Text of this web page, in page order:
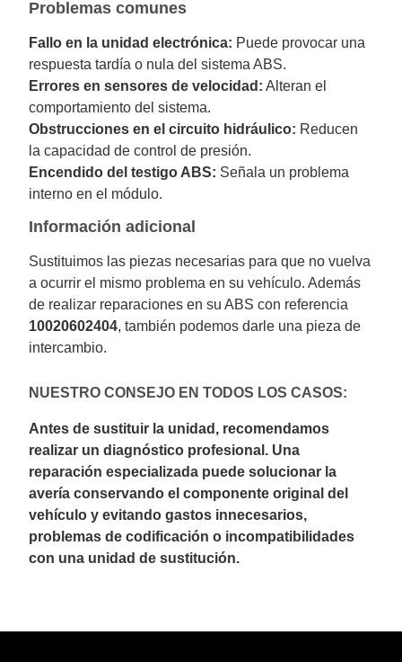
Problemas comunes
Fallo en la unidad electrónica: Puede provocar una
respuesta tardía o nula del sistema ABS.
Errores en sensores de velocidad: Alteran el
comportamiento del sistema.
Obstrucciones en el circuito hidráulico: Reducen
la capacidad de control de presión.
Encendido del testigo ABS: Señala un problema
interno en el módulo.
Información adicional
Sustituimos las piezas necesarias para que no vuelva
a ocurrir el mismo problema en su vehículo. Además
de realizar reparaciones en su ABS con referencia
10020602404, también podemos darle una pieza de
intercambio.
NUESTRO CONSEJO EN TODOS LOS CASOS:
Antes de sustituir la unidad, recomendamos
realizar un diagnóstico profesional. Una
reparación especializada puede solucionar la
avería conservando el componente original del
vehículo y evitando gastos innecesarios,
problemas de codificación o incompatibilidades
con una unidad de sustitución.